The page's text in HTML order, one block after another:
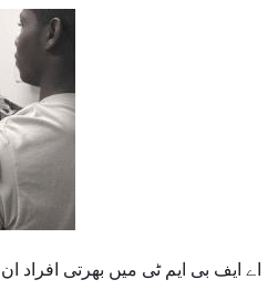
اے ایف بی ایم ٹی میں بھرتی افراد